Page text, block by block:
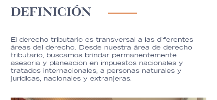
DEFINICIÓN
El derecho tributario es transversal a las diferentes
áreas del derecho. Desde nuestra área de derecho
tributario, buscamos brindar permanentemente
asesoría y planeación en impuestos nacionales y
tratados internacionales, a personas naturales y
jurídicas, nacionales y extranjeras.